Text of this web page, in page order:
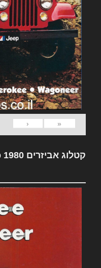
«
‹
קטלוג אביזרים Jeep 1980